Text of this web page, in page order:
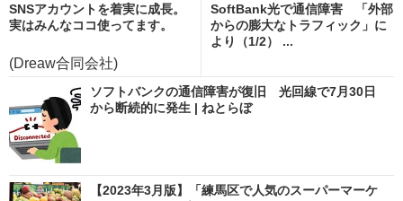
SNSアカウントを着実に成長。
実はみんなココ使ってます。
(Dreaw合同会社)
SoftBank光で通信障害 「外部
からの膨大なトラフィック」に
より（1/2） ...
ソフトバンクの通信障害が復旧 光回線で7月30日
から断続的に発生 | ねとらぼ
【2023年3月版】「練馬区で人気のスーパーマーケ